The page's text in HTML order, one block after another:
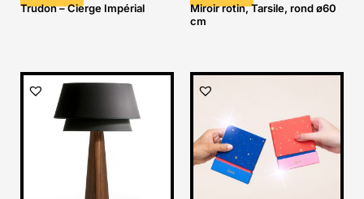
Trudon – Cierge Impérial
Miroir rotin, Tarsile, rond ø60
cm